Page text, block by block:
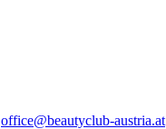
office@beautyclub-austria.at